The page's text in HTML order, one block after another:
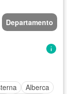
Departamento
Alberca